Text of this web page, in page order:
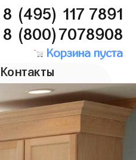
8 (495) 117 7891
8 (800)7078908
Корзина пуста
Контакты